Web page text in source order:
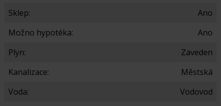
Sklep:
Ano
Možno hypotéka:
Ano
Plyn:
Zaveden
Kanalizace:
Městská
Voda:
Vodovod